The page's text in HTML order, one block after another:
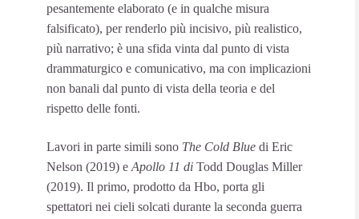
pesantemente elaborato (e in qualche misura
falsificato), per renderlo più incisivo, più realistico,
più narrativo; è una sfida vinta dal punto di vista
drammaturgico e comunicativo, ma con implicazioni
non banali dal punto di vista della teoria e del
rispetto delle fonti.
Lavori in parte simili sono The Cold Blue di Eric
Nelson (2019) e Apollo 11 di Todd Douglas Miller
(2019). Il primo, prodotto da Hbo, porta gli
spettatori nei cieli solcati durante la seconda guerra